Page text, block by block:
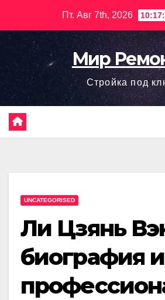
содержимому
Пт. Авг 7th, 2026
Мир
Стройка под
UNCATEGORISED
Ли Цзянь
биография и